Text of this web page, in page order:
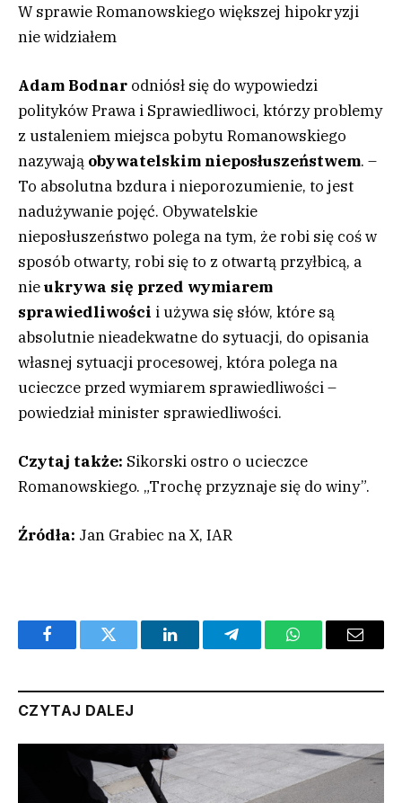
W sprawie Romanowskiego większej hipokryzji
nie widziałem
Adam Bodnar odniósł się do wypowiedzi
polityków Prawa i Sprawiedliwoci, którzy problemy
z ustaleniem miejsca pobytu Romanowskiego
nazywają obywatelskim nieposłuszeństwem. –
To absolutna bzdura i nieporozumienie, to jest
nadużywanie pojęć. Obywatelskie
nieposłuszeństwo polega na tym, że robi się coś w
sposób otwarty, robi się to z otwartą przyłbicą, a
nieukrywa się przed wymiarem
sprawiedliwości i używa się słów, które są
absolutnie nieadekwatne do sytuacji, do opisania
własnej sytuacji procesowej, która polega na
ucieczce przed wymiarem sprawiedliwości –
powiedział minister sprawiedliwości.
Czytaj także: Sikorski ostro o ucieczce
Romanowskiego. „Trochę przyznaje się do winy”.
Źródła: Jan Grabiec na X, IAR
FacebookTwitter LinkedInTelegramWhatsAppEmail
CZYTAJ DALEJ